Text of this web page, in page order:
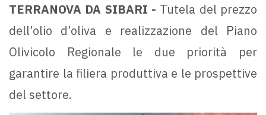
TERRANOVA DA SIBARI - Tutela del prezzo
dell’olio d’oliva e realizzazione del Piano
Olivicolo Regionale le due priorità per
garantire la filiera produttiva e le prospettive
del settore.